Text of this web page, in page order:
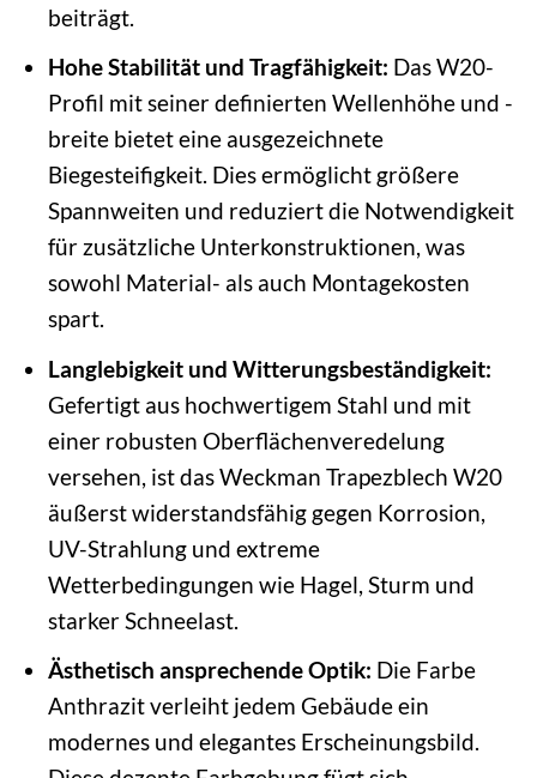
beiträgt.
Hohe Stabilität und Tragfähigkeit: Das W20-
Profil mit seiner definierten Wellenhöhe und -
breite bietet eine ausgezeichnete
Biegesteifigkeit. Dies ermöglicht größere
Spannweiten und reduziert die Notwendigkeit
für zusätzliche Unterkonstruktionen, was
sowohl Material- als auch Montagekosten
spart.
Langlebigkeit und Witterungsbeständigkeit:
Gefertigt aus hochwertigem Stahl und mit
einer robusten Oberflächenveredelung
versehen, ist das Weckman Trapezblech W20
äußerst widerstandsfähig gegen Korrosion,
UV-Strahlung und extreme
Wetterbedingungen wie Hagel, Sturm und
starker Schneelast.
Ästhetisch ansprechende Optik: Die Farbe
Anthrazit verleiht jedem Gebäude ein
modernes und elegantes Erscheinungsbild.